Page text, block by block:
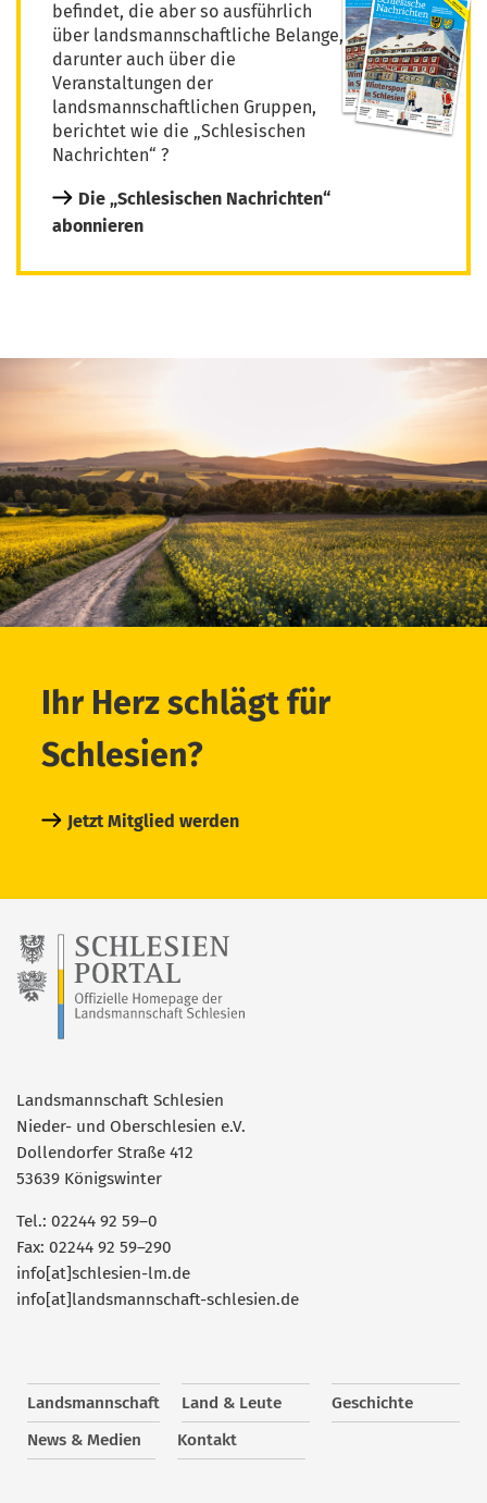
befindet, die aber so ausführlich
über landsmannschaftliche Belange,
darunter auch über die
Veranstaltungen der
landsmannschaftlichen Gruppen,
berichtet wie die „Schlesischen
Nachrichten“ ?
Die „Schlesischen Nachrichten“
abonnieren
Ihr Herz schlägt für
Schlesien?
Jetzt Mitglied werden
Landsmannschaft Schlesien
Nieder- und Oberschlesien e.V.
Dollendorfer Straße 412
53639 Königswinter
Tel.: 02244 92 59–0
Fax: 02244 92 59–290
info[at]schlesien-lm.de
info[at]landsmannschaft-schlesien.de
Landsmannschaft Land & Leute
Geschichte
News & Medien
Kontakt